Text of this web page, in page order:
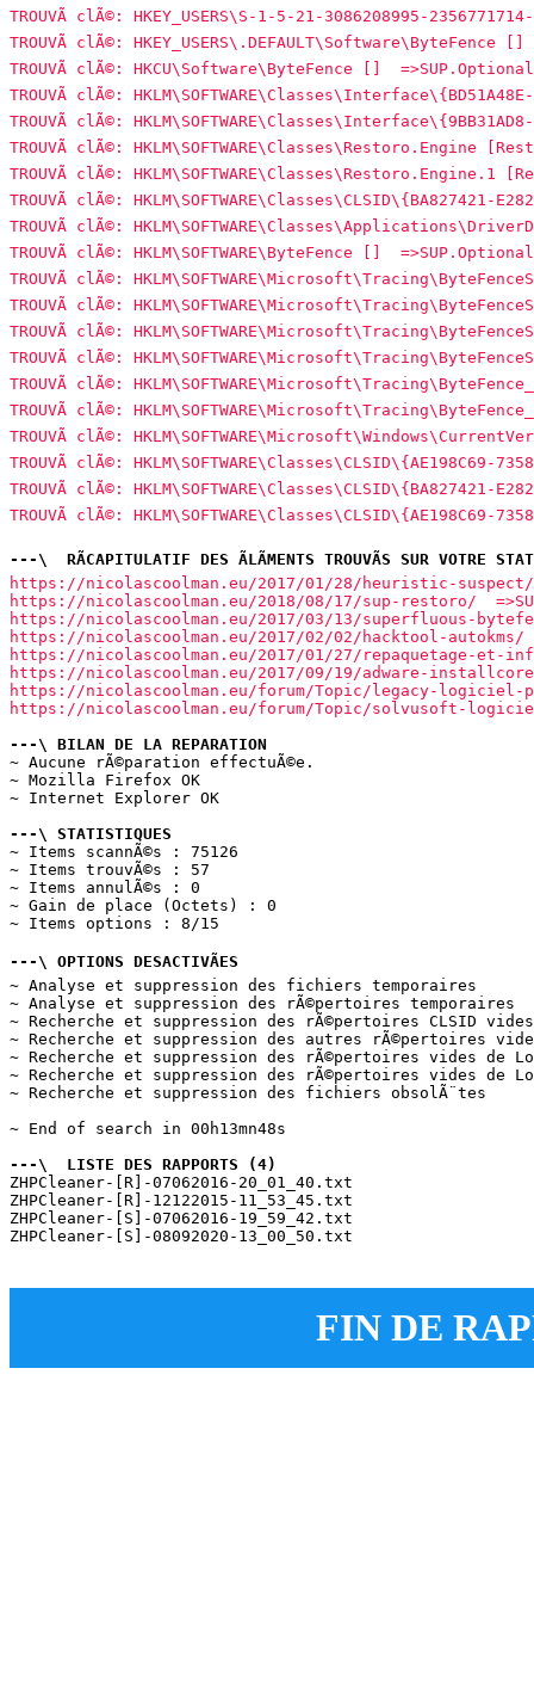
TROUVÃ clÃ©: HKEY_USERS\S-1-5-21-3086208995-
TROUVÃ clÃ©:
TROUVÃ clÃ©: HKCU\Software\ByteFence []
TROUVÃ clÃ©:
TROUVÃ clÃ©:
TROUVÃ clÃ©: HKLM\SOFTWARE\Classes\Restoro.Engine
TROUVÃ clÃ©:
TROUVÃ clÃ©:
TROUVÃ clÃ©:
TROUVÃ clÃ©: HKLM\SOFTWARE\ByteFence []
TROUVÃ clÃ©:
TROUVÃ clÃ©:
TROUVÃ clÃ©:
TROUVÃ clÃ©:
TROUVÃ clÃ©:
TROUVÃ clÃ©:
TROUVÃ clÃ©:
TROUVÃ clÃ©:
TROUVÃ clÃ©:
TROUVÃ clÃ©:
---\  RÃCAPITULATIF DES ÃLÃMENTS TROUVÃS SUR VOTRE
https://nicolascoolman.eu/2017/01/28/heuristic-
https://nicolascoolman.eu/2018/08/17/sup-restoro/
https://nicolascoolman.eu/2017/03/13/superfluous-
https://nicolascoolman.eu/2017/02/02/hacktool-autokms/
https://nicolascoolman.eu/2017/01/27/repaquetage-et-
https://nicolascoolman.eu/2017/09/19/adware-
https://nicolascoolman.eu/forum/Topic/legacy-logiciel-
https://nicolascoolman.eu/forum/Topic/solvusoft-
---\ BILAN DE LA REPARATION
~ Aucune rÃ©paration effectuÃ©e.
~ Mozilla Firefox OK
~ Internet Explorer OK
---\ STATISTIQUES
~ Items scannÃ©s : 75126
~ Items trouvÃ©s : 57
~ Items annulÃ©s : 0
~ Gain de place (Octets) : 0
~ Items options : 8/15
---\ OPTIONS DESACTIVÃES
~ Analyse et suppression des fichiers temporaires
~ Analyse et suppression des rÃ©pertoires temporaires
~ Recherche et suppression des rÃ©pertoires CLSID vides
~ Recherche et suppression des autres rÃ©pertoires
~ Recherche et suppression des rÃ©pertoires vides de
~ Recherche et suppression des rÃ©pertoires vides de
~ Recherche et suppression des fichiers obsolÃ¨tes
~ End of search in 00h13mn48s
---\  LISTE DES RAPPORTS (4)
ZHPCleaner-[R]-07062016-20_01_40.txt
ZHPCleaner-[R]-12122015-11_53_45.txt
ZHPCleaner-[S]-07062016-19_59_42.txt
ZHPCleaner-[S]-08092020-13_00_50.txt
FIN DE